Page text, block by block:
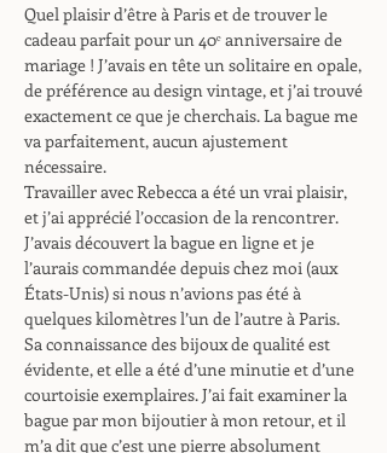
Quel plaisir d’être à Paris et de trouver le
cadeau parfait pour un 40ᵉ anniversaire de
mariage ! J’avais en tête un solitaire en opale,
de préférence au design vintage, et j’ai trouvé
exactement ce que je cherchais. La bague me
va parfaitement, aucun ajustement
nécessaire.
Travailler avec Rebecca a été un vrai plaisir,
et j’ai apprécié l’occasion de la rencontrer.
J’avais découvert la bague en ligne et je
l’aurais commandée depuis chez moi (aux
États-Unis) si nous n’avions pas été à
quelques kilomètres l’un de l’autre à Paris.
Sa connaissance des bijoux de qualité est
évidente, et elle a été d’une minutie et d’une
courtoisie exemplaires. J’ai fait examiner la
bague par mon bijoutier à mon retour, et il
m’a dit que c’est une pierre absolument